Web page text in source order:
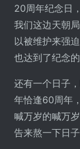
20周年纪念日
我们这边天朝
以被维护来强
也达到了纪念的
还有一个日子
年恰逢60周年
喊万岁的喊万
告来熬一下日子